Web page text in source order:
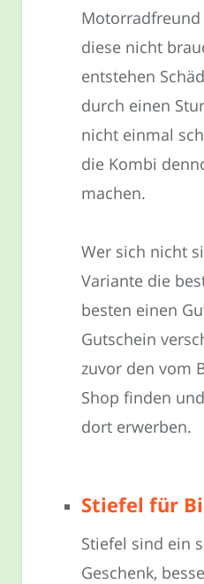
Motorradfreund
diese nicht
entstehen
durch einen
nicht einmal
die Kombi
machen.
Wer sich nicht
Variante die
besten einen
Gutschein
zuvor den vom
Shop finden
dort erwerben.
Stiefel für
Stiefel sind ein
Geschenk,